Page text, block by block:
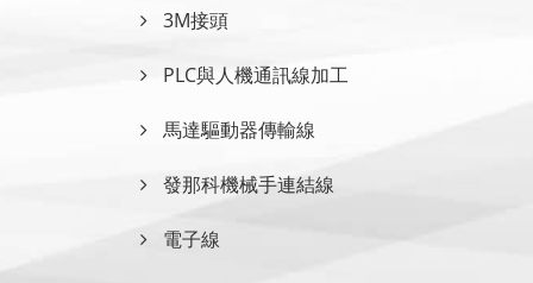
3M接頭
PLC與人機通訊線加工
馬達驅動器傳輸線
發那科機械手連結線
電子線